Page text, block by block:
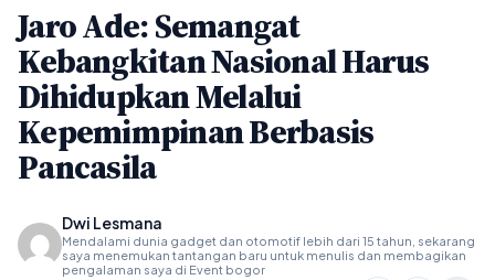
Jaro Ade: Semangat
Kebangkitan Nasional Harus
Dihidupkan Melalui
Kepemimpinan Berbasis
Pancasila
Dwi Lesmana
Mendalami dunia gadget dan otomotif lebih dari 15 tahun, sekarang
saya menemukan tantangan baru untuk menulis dan membagikan
pengalaman saya di Event bogor